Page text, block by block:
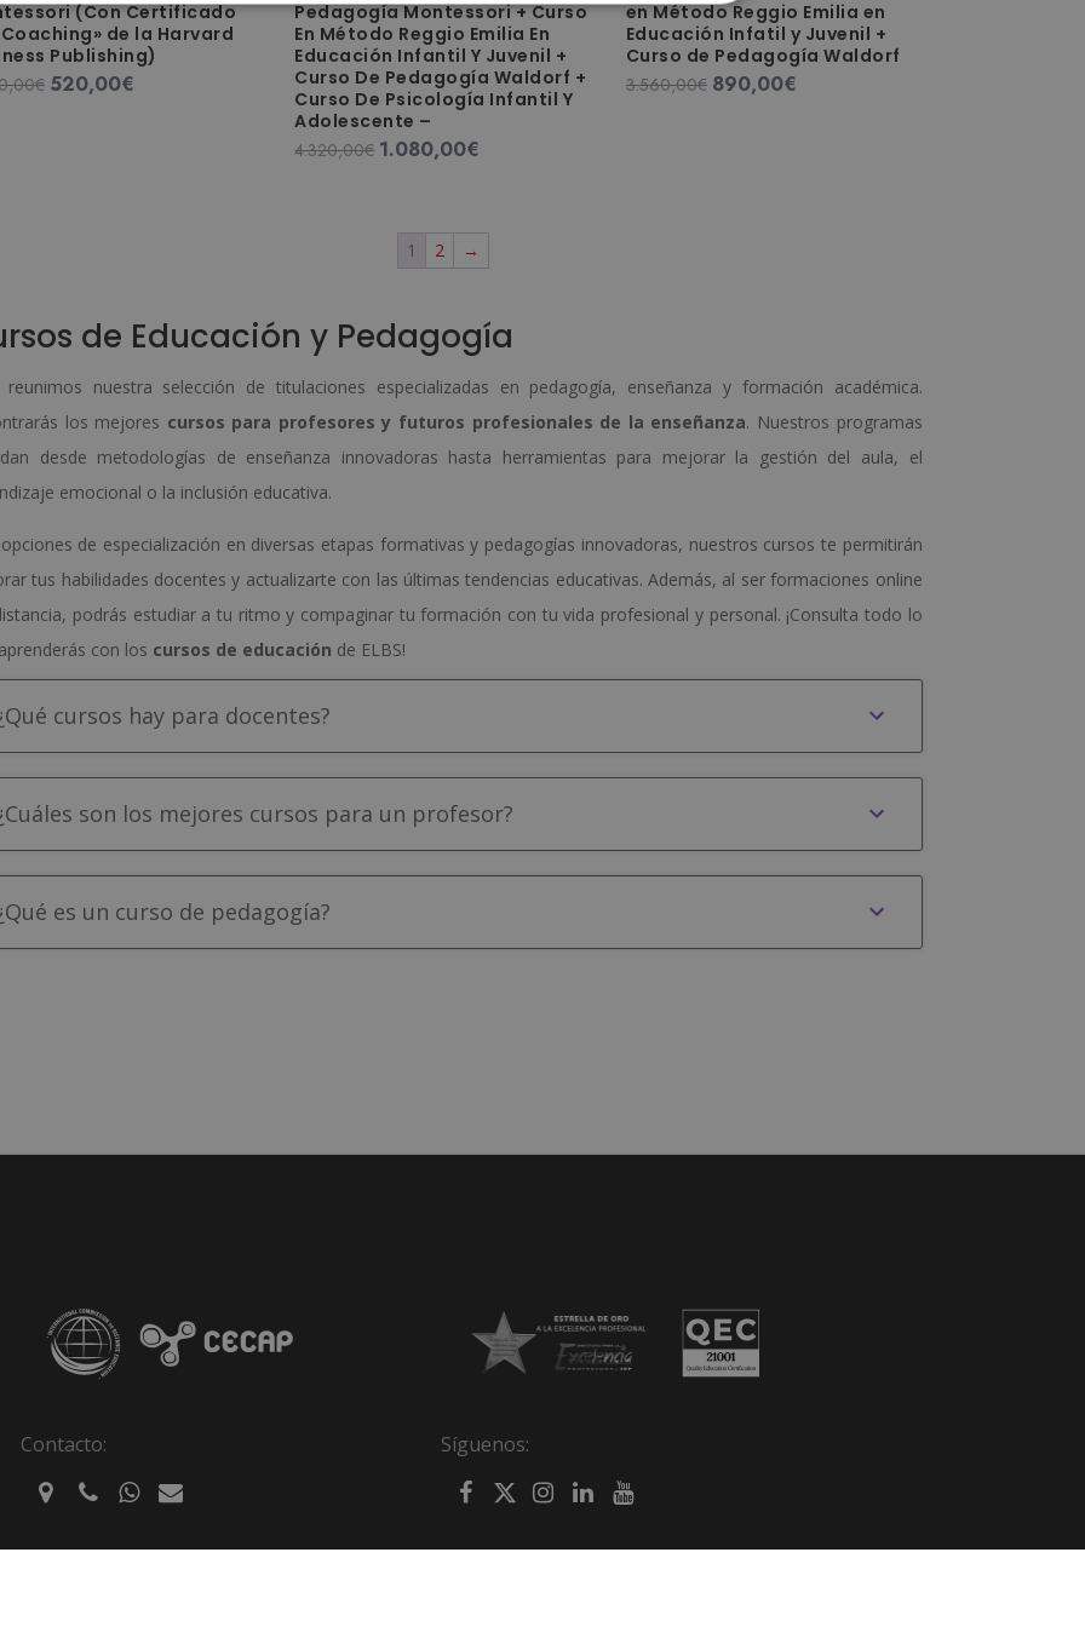
(Con Certificado
de la Harvard
Publishing)
€ El
520,00€El
Pedagogía Montessori + Curso
En Método Reggio Emilia En
Educación Infantil Y Juvenil +
Curso De Pedagogía Waldorf +
Curso De Psicología Infantil Y
Adolescente –
4.320,00€ El
era:
4.320,00€.
1.080,00€
es:
en Método Reggio Emilia en
Educación Infatil y Juvenil +
Curso de Pedagogía Waldorf
3.560,00€ El
890,00€El
1 2 →
de Educación y Pedagogía
reunimos nuestra selección de titulaciones especializadas en pedagogía, enseñanza y formación académica.
los mejores cursos para profesores y futuros profesionales de la enseñanza. Nuestros programas
desde metodologías de enseñanza innovadoras hasta herramientas para mejorar la gestión del aula, el
emocional o la inclusión educativa.
de especialización en diversas etapas formativas y pedagogías innovadoras, nuestros cursos te permitirán
tus habilidades docentes y actualizarte con las últimas tendencias educativas. Además, al ser formaciones online
podrás estudiar a tu ritmo y compaginar tu formación con tu vida profesional y personal. ¡Consulta todo lo
con los cursos de educación de ELBS!
cursos hay para docentes?
son los mejores cursos para un profesor?
es un curso de pedagogía?
Contacto: Síguenos: